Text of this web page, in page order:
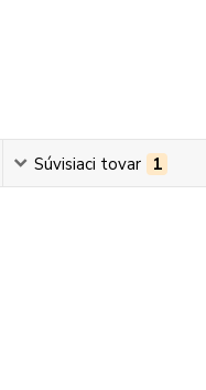
Súvisiaci tovar 1